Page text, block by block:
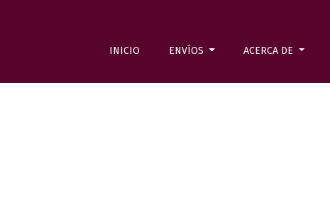
INICIO ENVÍOS ACERCA DE